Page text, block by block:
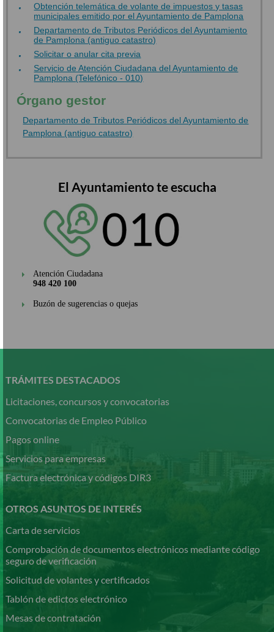
Obtención telemática de volante de impuestos y tasas
municipales emitido por el Ayuntamiento de Pamplona
Departamento de Tributos Periódicos del Ayuntamiento
de Pamplona (antiguo catastro)
Solicitar o anular cita previa
Servicio de Atención Ciudadana del Ayuntamiento de
Pamplona (Telefónico - 010)
Órgano gestor
Departamento de Tributos Periódicos del Ayuntamiento de
Pamplona (antiguo catastro)
El Ayuntamiento te escucha
Atención Ciudadana
948 420 100
Buzón de sugerencias o quejas
contenido
TRÁMITES DESTACADOS
Licitaciones, concursos y convocatorias
Convocatorias de Empleo Público
Pagos online
Servicios para empresas
Factura electrónica y códigos DIR3
OTROS ASUNTOS DE INTERÉS
Carta de servicios
Comprobación de documentos electrónicos mediante código
seguro de verificación
Solicitud de volantes y certificados
Tablón de edictos electrónico
Mesas de contratación